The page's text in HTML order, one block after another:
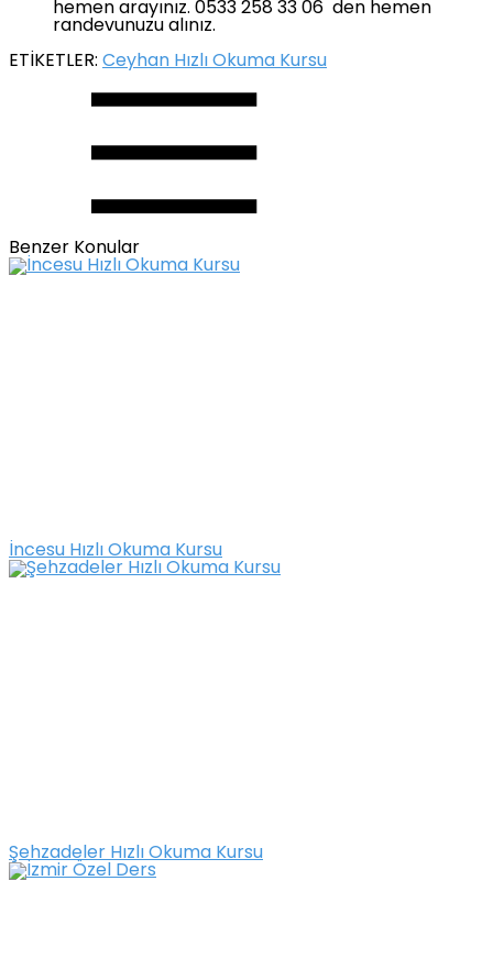
hemen arayınız. 0533 258 33 06 den hemen
randevunuzu alınız.
ETİKETLER: Ceyhan Hızlı Okuma Kursu
Benzer Konular
İncesu Hızlı Okuma Kursu
Şehzadeler Hızlı Okuma Kursu